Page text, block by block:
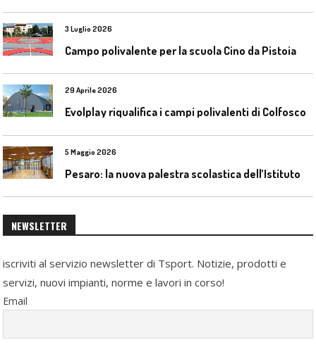
3 Luglio 2026
Campo polivalente per la scuola Cino da Pistoia
29 Aprile 2026
Evolplay riqualifica i campi polivalenti di Colfosco
5 Maggio 2026
NEWSLETTER
iscriviti al servizio newsletter di Tsport. Notizie, prodotti e
servizi, nuovi impianti, norme e lavori in corso!
Email